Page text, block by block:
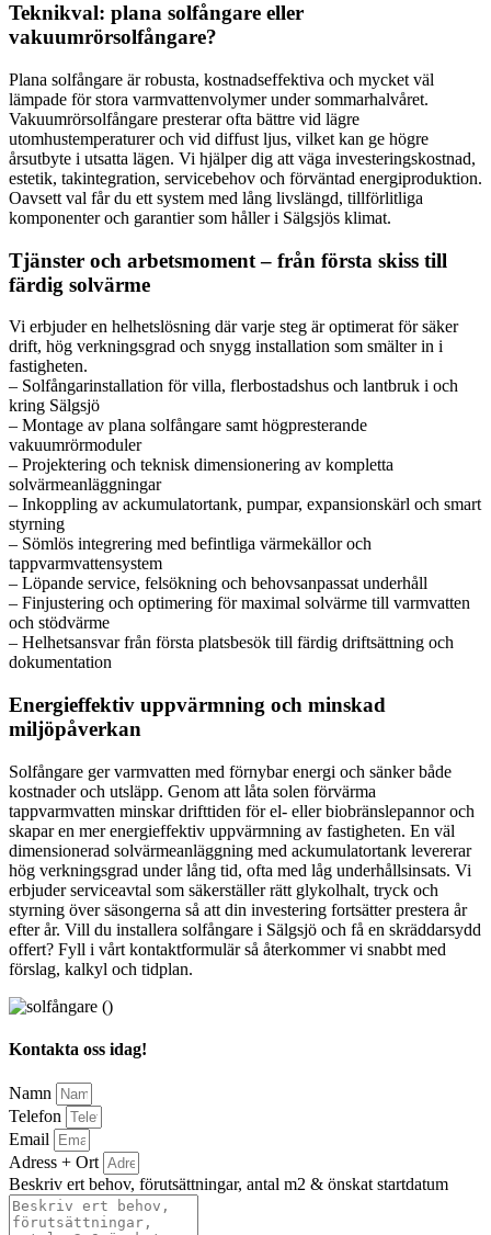
Teknikval: plana solfångare eller
vakuumrörsolfångare?
Plana solfångare är robusta, kostnadseffektiva och mycket väl
lämpade för stora varmvattenvolymer under sommarhalvåret.
Vakuumrörsolfångare presterar ofta bättre vid lägre
utomhustemperaturer och vid diffust ljus, vilket kan ge högre
årsutbyte i utsatta lägen. Vi hjälper dig att väga investeringskostnad,
estetik, takintegration, servicebehov och förväntad energiproduktion.
Oavsett val får du ett system med lång livslängd, tillförlitliga
komponenter och garantier som håller i Sälgsjös klimat.
Tjänster och arbetsmoment – från första skiss till
färdig solvärme
Vi erbjuder en helhetslösning där varje steg är optimerat för säker
drift, hög verkningsgrad och snygg installation som smälter in i
fastigheten.
– Solfångarinstallation för villa, flerbostadshus och lantbruk i och
kring Sälgsjö
– Montage av plana solfångare samt högpresterande
vakuumrörmoduler
– Projektering och teknisk dimensionering av kompletta
solvärmeanläggningar
– Inkoppling av ackumulatortank, pumpar, expansionskärl och smart
styrning
– Sömlös integrering med befintliga värmekällor och
tappvarmvattensystem
– Löpande service, felsökning och behovsanpassat underhåll
– Finjustering och optimering för maximal solvärme till varmvatten
och stödvärme
– Helhetsansvar från första platsbesök till färdig driftsättning och
dokumentation
Energieffektiv uppvärmning och minskad
miljöpåverkan
Solfångare ger varmvatten med förnybar energi och sänker både
kostnader och utsläpp. Genom att låta solen förvärma
tappvarmvatten minskar drifttiden för el- eller biobränslepannor och
skapar en mer energieffektiv uppvärmning av fastigheten. En väl
dimensionerad solvärmeanläggning med ackumulatortank levererar
hög verkningsgrad under lång tid, ofta med låg underhållsinsats. Vi
erbjuder serviceavtal som säkerställer rätt glykolhalt, tryck och
styrning över säsongerna så att din investering fortsätter prestera år
efter år. Vill du installera solfångare i Sälgsjö och få en skräddarsydd
offert? Fyll i vårt kontaktformulär så återkommer vi snabbt med
förslag, kalkyl och tidplan.
Kontakta oss idag!
Namn
Telefon
Email
Adress + Ort
Beskriv ert behov, förutsättningar, antal m2 & önskat startdatum